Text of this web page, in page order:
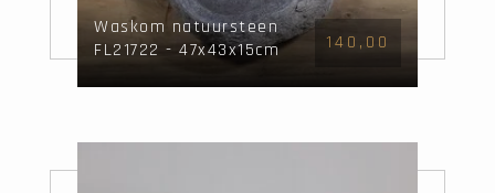
Waskom natuursteen
FL21722 - 47x43x15cm
140,00